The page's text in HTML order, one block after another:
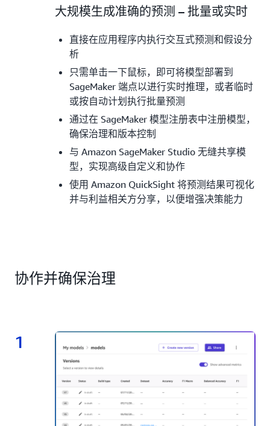
4.
大规模生成准确的预测 – 批量或实时
直接在应用程序内执行交互式预测和假设分
析
只需单击一下鼠标，即可将模型部署到
SageMaker 端点以进行实时推理，或者临时
或按自动计划执行批量预测
通过在 SageMaker 模型注册表中注册模型，
确保治理和版本控制
与 Amazon SageMaker Studio 无缝共享模
型，实现高级自定义和协作
使用 Amazon QuickSight 将预测结果可视化
并与利益相关方分享，以便增强决策能力
协作并确保治理
1